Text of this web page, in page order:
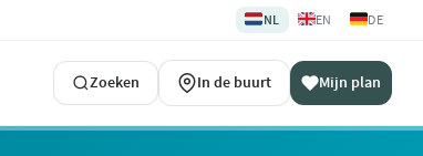
🇳🇱NL 🇬🇧EN 🇩🇪DE
Zoeken In de buurt Mijn plan